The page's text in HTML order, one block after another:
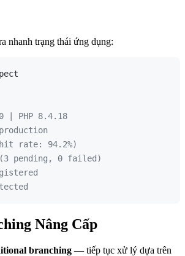
nhanh trạng thái ứng dụng:
| PHP 8.4.18
rate: 94.2%)
pending, 0 failed)
Nâng Cấp
branching — tiếp tục xử lý dựa trên